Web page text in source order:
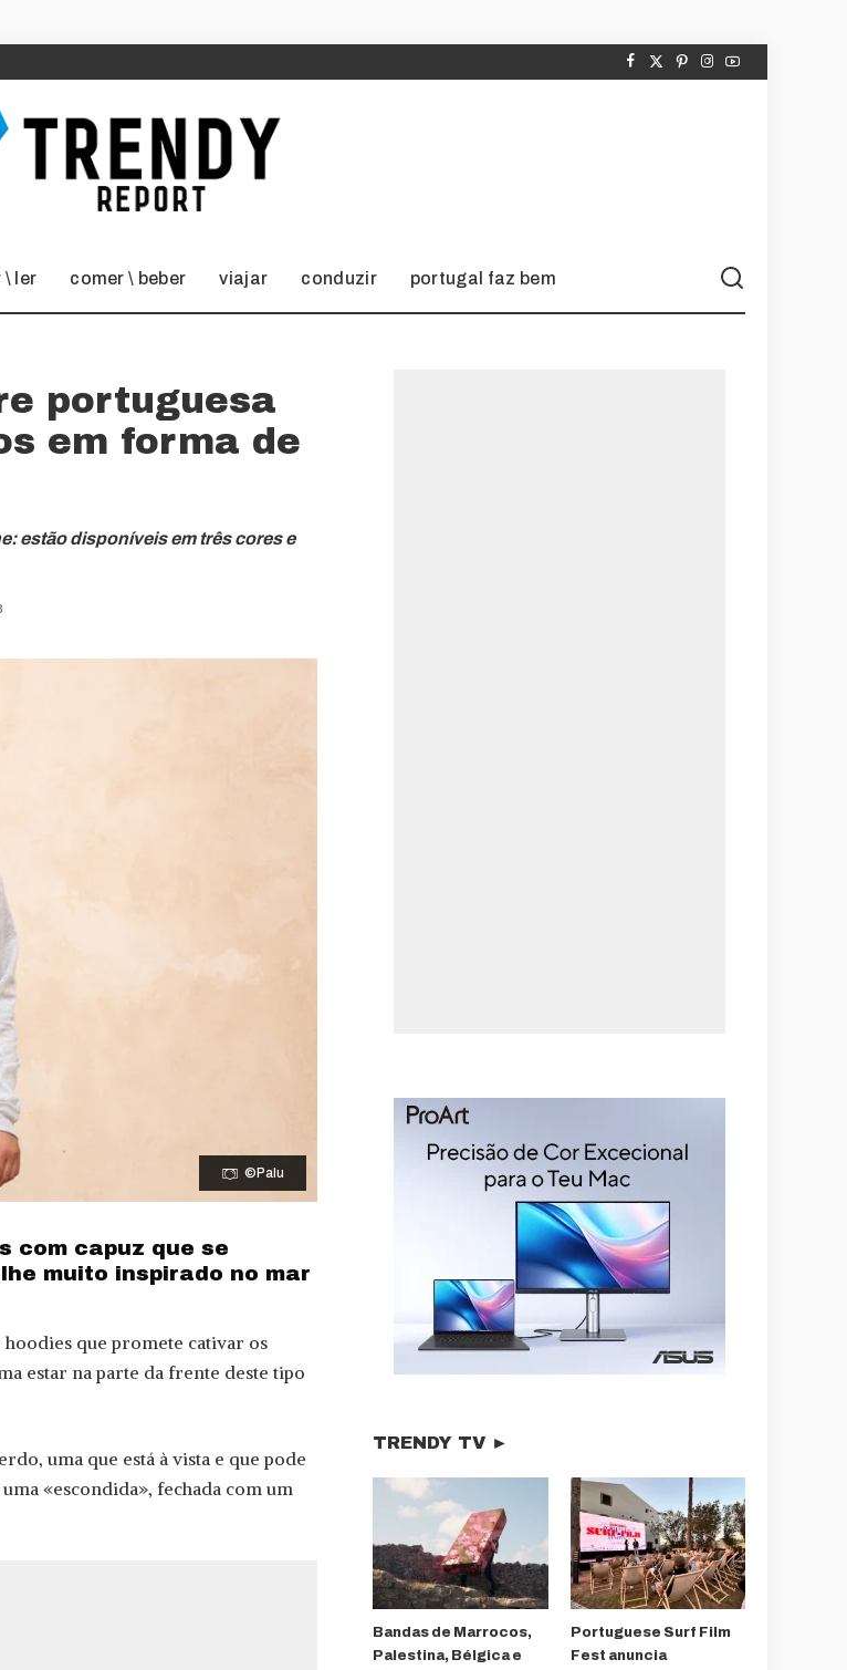
\ ler comer \ beber viajar conduzir portugal faz bem
portuguesa
em forma de
estão disponíveis em três cores e
©Palu
com capuz que se
muito inspirado no mar
hoodies que promete cativar os
estar na parte da frente deste tipo
uma que está à vista e que pode
«escondida», fechada com um
TRENDY TV ►
Bandas de Marrocos,
Palestina, Bélgica e
Portuguese Surf Film
Fest anuncia